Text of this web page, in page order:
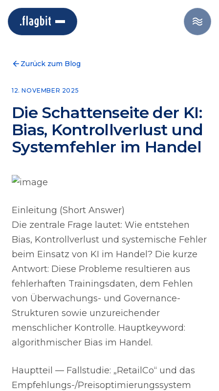
Zurück zum Blog
12. NOVEMBER 2025
Die Schattenseite der KI:
Bias, Kontrollverlust und
Systemfehler im Handel
Einleitung (Short Answer)
Die zentrale Frage lautet: Wie entstehen
Bias, Kontrollverlust und systemische Fehler
beim Einsatz von KI im Handel? Die kurze
Antwort: Diese Probleme resultieren aus
fehlerhaften Trainingsdaten, dem Fehlen
von Überwachungs- und Governance-
Strukturen sowie unzureichender
menschlicher Kontrolle. Hauptkeyword:
algorithmischer Bias im Handel.
Hauptteil — Fallstudie: „RetailCo“ und das
Empfehlungs-/Preisoptimierungssystem